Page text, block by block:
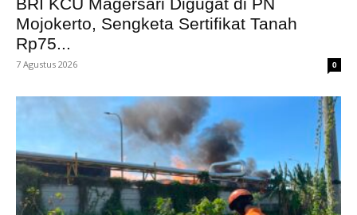
BRI KCU Magersari Digugat di PN
Mojokerto, Sengketa Sertifikat Tanah
Rp75...
7 Agustus 2026 0